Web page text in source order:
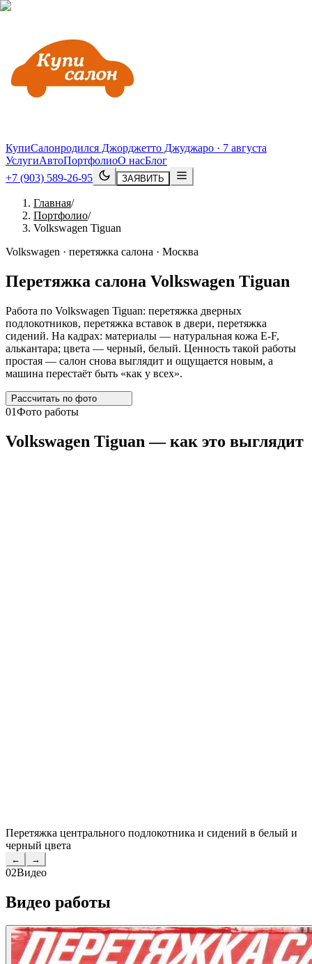
КупиСалонродился Джорджетто Джуджаро · 7 августа
УслугиАвтоПортфолиоО насБлог
+7 (903) 589-26-95
ЗАЯВИТЬ
Главная/
Портфолио/
Volkswagen Tiguan
Volkswagen · перетяжка салона · Москва
Перетяжка салона Volkswagen Tiguan
Работа по Volkswagen Tiguan: перетяжка дверных
подлокотников, перетяжка вставок в двери, перетяжка
сидений. На кадрах: материалы — натуральная кожа E-F,
алькантара; цвета — черный, белый. Ценность такой работы
простая — салон снова выглядит и ощущается новым, а
машина перестаёт быть «как у всех».
Рассчитать по фото
01Фото работы
Volkswagen Tiguan — как это выглядит
Перетяжка центрального подлокотника и сидений в белый и
черный цвета
← →
02Видео
Видео работы